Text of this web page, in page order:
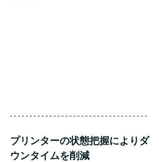
プリンターの状態把握によりダ
ウンタイムを削減